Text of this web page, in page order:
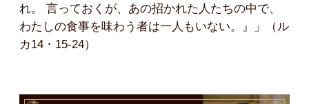
れ。 言っておくが、あの招かれた人たちの中で、
わたしの食事を味わう者は一人もいない。』」（ル
カ14・15-24）